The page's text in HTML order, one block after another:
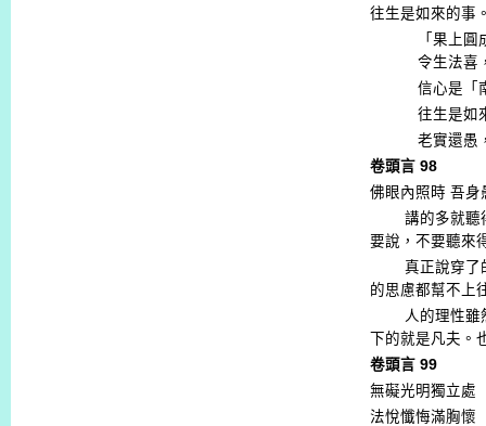
往生是如來的事
「果上
令生法喜
信心是「
往生是如
老實還愚
卷頭言 98
佛眼內照時 吾身
講的多就聽
要說，不要聽來
真正說穿了
的思慮都幫不上
人的理性雖
下的就是凡夫
卷頭言 99
無礙光明獨立處
法悅懺悔滿胸懷